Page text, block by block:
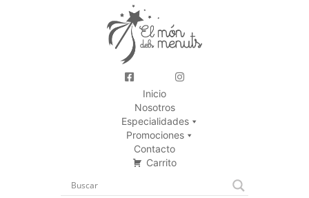
Inicio
Nosotros
Especialidades
Promociones
Contacto
Carrito